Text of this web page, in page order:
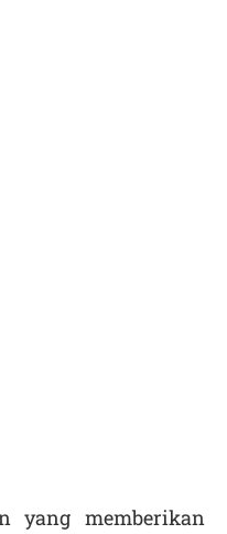
yang memberikan